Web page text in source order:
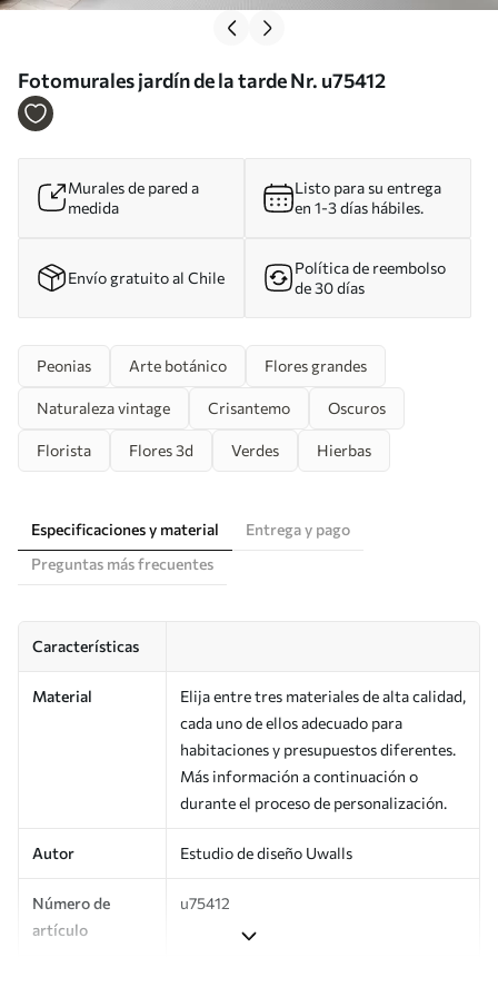
Fotomurales jardín de la tarde Nr. u75412
Murales de pared a
medida
Listo para su entrega
en 1-3 días hábiles.
Envío gratuito al Chile
Política de reembolso
de 30 días
Peonias Arte botánico Flores grandes
Naturaleza vintage Crisantemo Oscuros
Florista Flores 3d Verdes Hierbas
Especificaciones y material
Entrega y pago
Preguntas más frecuentes
Características
Material
Elija entre tres materiales de alta calidad,
cada uno de ellos adecuado para
habitaciones y presupuestos diferentes.
Más información a continuación o
durante el proceso de personalización.
Autor Estudio de diseño Uwalls
Número de
artículo
u75412